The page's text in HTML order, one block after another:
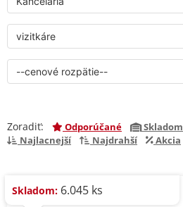
Zoradiť: Odporúčané Skladom
Najlacnejší
Najdrahší Akcia
Skladom: 6.045 ks